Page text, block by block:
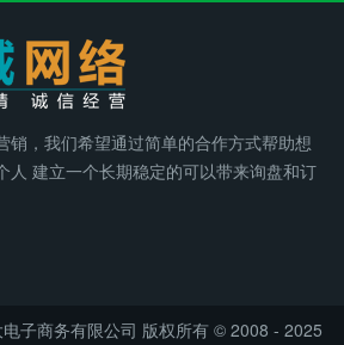
销，我们希望通过简单的合作方式帮助想
人 建立一个长期稳定的可以带来询盘和订
子商务有限公司 版权所有 © 2008 - 2025